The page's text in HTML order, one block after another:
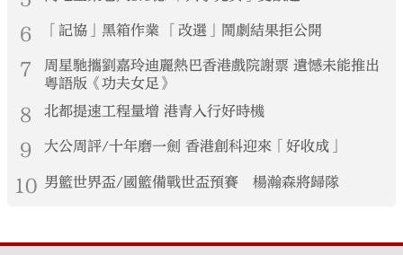
6 「記協」黑箱作業 「改選」鬧劇結果拒公開
7
周星馳攜劉嘉玲迪麗熱巴香港戲院謝票 遺憾未能推出
粵語版《功夫女足》
8 北都提速工程量增 港青入行好時機
9 大公周評/十年磨一劍 香港創科迎來「好收成」
10 男籃世界盃/國籃備戰世盃預賽 楊瀚森將歸隊